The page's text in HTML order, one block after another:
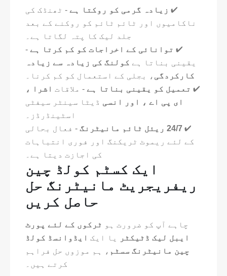
✔ زیادہ گرمی کو روکتا ہے - ٹھنڈک کی
ناکامیوں اور ٹائم ٹائم کو روکنے کے بعد
جلد لیک کا پتہ لگاتا ہے۔
✔ توانائی کے اخراجات کو کم کرتا ہے -
یقینی بناتا ہے کولنگ کی زیادہ سے زیادہ
کارکردگی ، بجلی کے استعمال کو کم کرنا۔
✔ تعمیل کو یقینی بناتا ہے - ملاقات اشرا ،
ای پی اے ، اور انسی ڈیٹا سینٹر سیفٹی
اسٹینڈرڈز۔
✔ 24/7 ریئل ٹائم مانیٹرنگ
- فعال بحالی
کے لئے ریموٹ ٹریکنگ اور فوری انتباہات
کی اجازت دیتا ہے۔
ایک کسٹم کولڈ چین
ریفریجریٹ مانیٹرنگ حل
حاصل کریں
چاہے آپ کو ضرورت ہو ٹرکوں کے لئے پورٹ
ایبل لیک ڈٹیکٹر
یا ایک ایڈوانسڈ کولڈ
چین مانیٹرنگ سسٹم ، ہم موزوں حل فراہم
کرتے ہیں۔